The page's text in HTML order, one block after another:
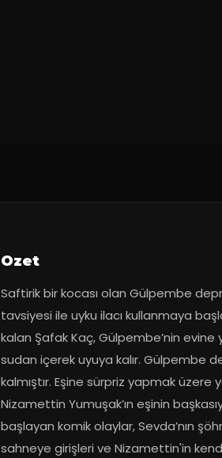
Ozet
Saftirik bir kocası olan Gülpembe
tavsiyesi ile uyku ilacı kullanmaya
kalan Şafak Kaç, Gülpembe’nin evine
sudan içerek uyuya kalır. Gülpembe
kalmıştır. Eşine sürpriz yapmak üzere
Nizamettin Yumuşak’ın eşinin
başlayan komik olaylar, Sevda’nın
sahneye girişleri ve Nizamettin'in